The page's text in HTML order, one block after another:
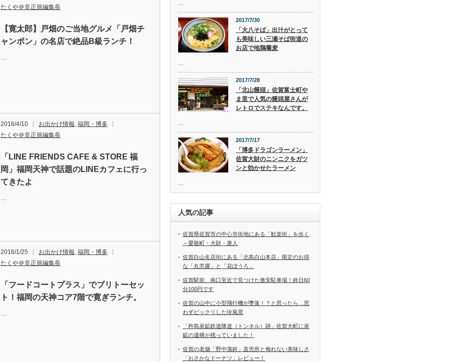
たくや＠非正規編集長
【寛太郎】戸畑のご当地グルメ「戸畑チ
ャンポン」の名店で絶品B級ランチ！
…
2016/4/10 お出かけ情報, 福岡・博多
たくや＠非正規編集長
「LINE FRIENDS CAFE & STORE 福
岡」福岡天神で話題のLINEカフェに行っ
てきたよ
…
2016/1/25 お出かけ情報, 福岡・博多
たくや＠非正規編集長
「フードコートプラス」でブリトーセッ
ト！福岡の天神コア7階で寛ぎランチ。
…
2017/7/30
「大八そば」出汁がとって
も美味しい三瀬そば街道の
お店で地鶏蕎麦
2017/7/28
「北山饅頭」佐賀富士町や
ま里で人気の饅頭屋さんが
レトロでステキなんです。
2017/7/17
「博多ドラゴンラーメン」
佐賀大財のニンニクをガツ
ンと効かせたラーメン
人気の記事
佐賀県佐賀市の中心市街地にある「歓楽街」を歩く
～愛敬町・大財・唐人
佐賀白山名店街にある「北島白山本店」限定のお得
な「丸芳露」と「花ぼうろ」
佐賀駅前、南口至近で見つけた激安駐車場！終日60
分100円です
佐賀の山中に小型飛行機が墜落！？と思ったら…思
わずビックリした珍風景
「杵島炭鉱鉄道隊道（トンネル）跡」佐賀大町に炭
鉱の遺構が残っていました！
佐賀の老舗「野中蒲鉾」直売所と侮れない美味しさ
「おさかなドーナツ」レビュー！